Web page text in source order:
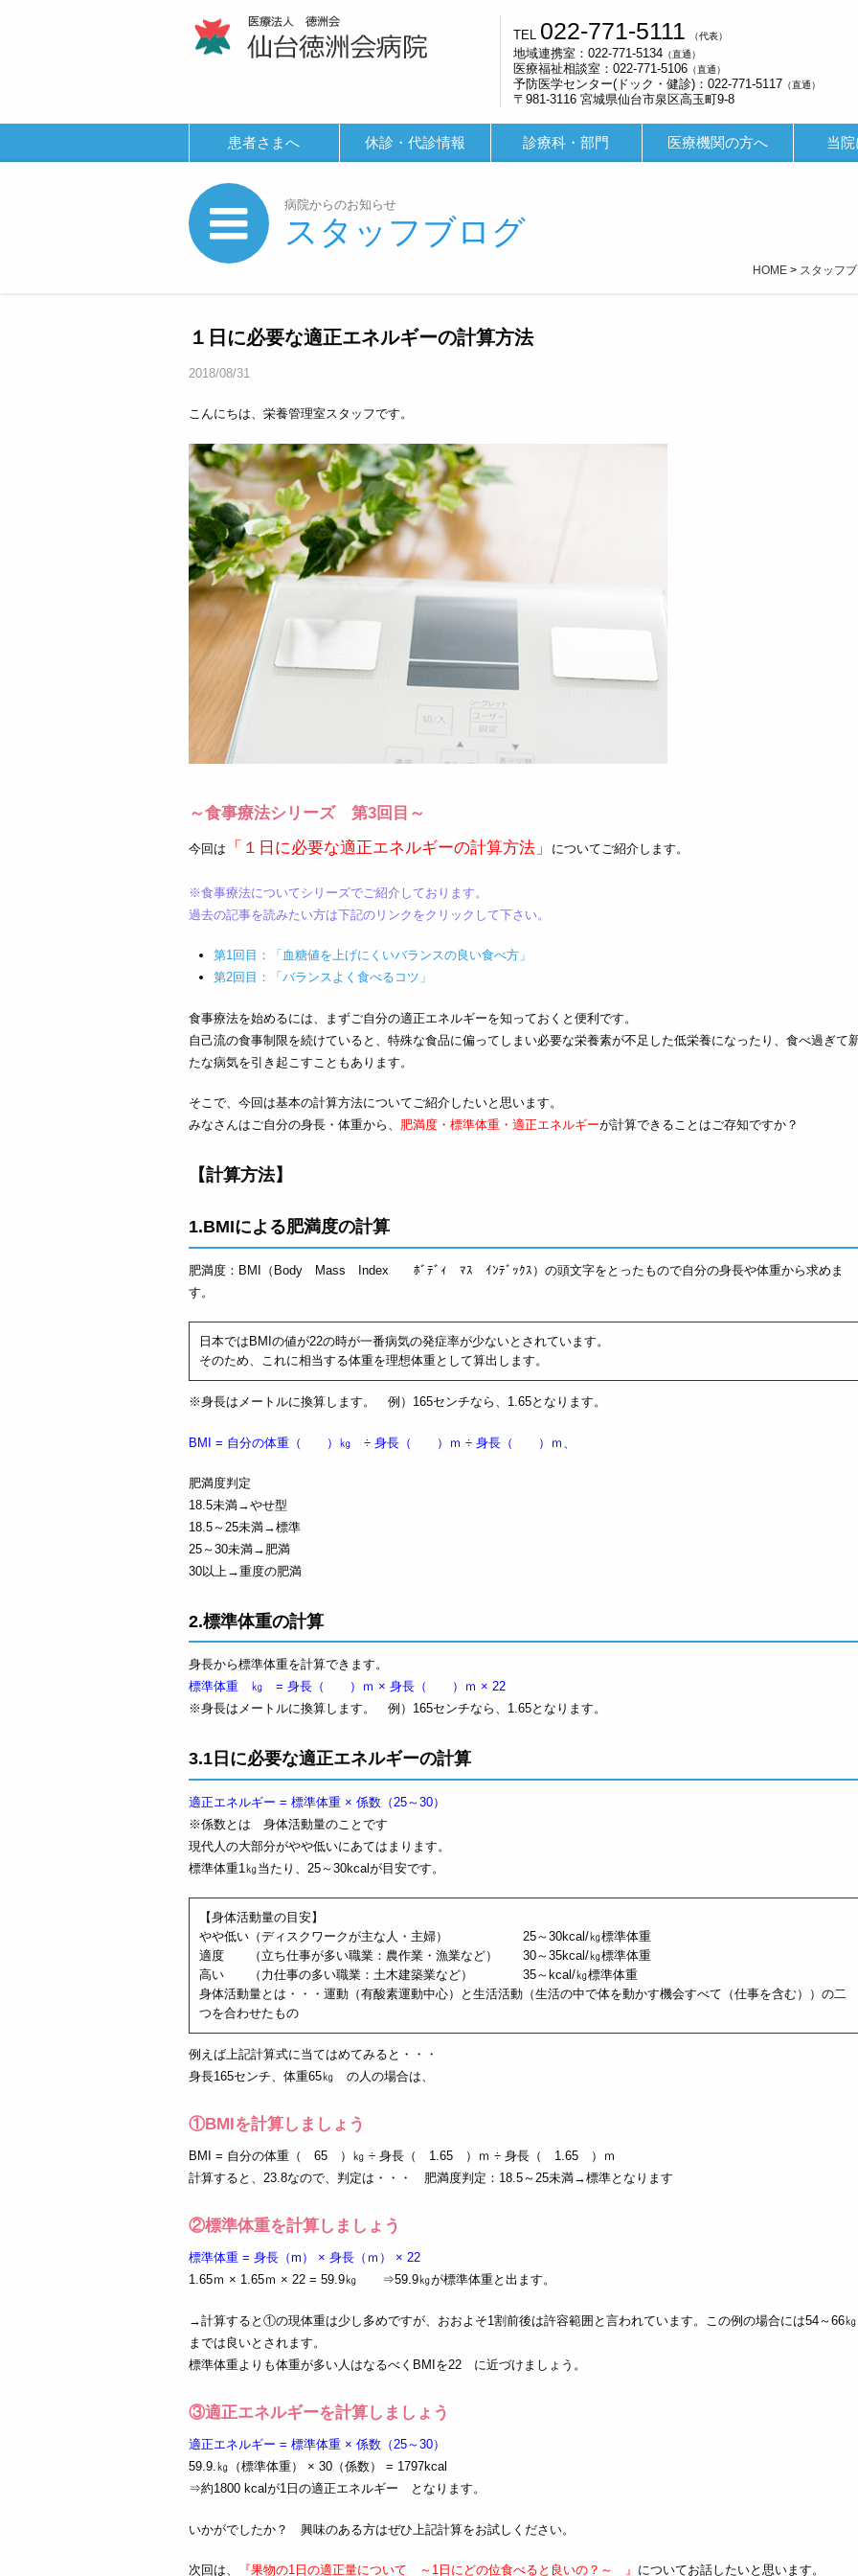
TEL 022-771-5111 （代表）
地域連携室：022-771-5134（直通）
医療福祉相談室：022-771-5106（直通）
予防医学センター(ドック・健診)：022-771-5117 （直通）
〒981-3116 宮城県仙台市泉区高玉町9-8
患者さまへ 休診・代診情報 診療科・部門 医療機関の方へ 当
病院からのお知らせ
スタッフブログ
HOME> スタッフ
１日に必要な適正エネルギーの計算方法
2018/08/31
こんにちは、栄養管理室スタッフです。
～食事療法シリーズ 第3回目～
今回は 「１日に必要な適正エネルギーの計算方法」 についてご紹介します。
※食事療法についてシリーズでご紹介しております。
過去の記事を読みたい方は下記のリンクをクリックして下さい。
第1回目：「血糖値を上げにくいバランスの良い食べ方」
第2回目：「バランスよく食べるコツ」
食事療法を始めるには、まずご自分の適正エネルギーを知っておくと便利です。
自己流の食事制限を続けていると、特殊な食品に偏ってしまい必要な栄養素が不足した低栄養になったり、食べ過ぎて
たな病気を引き起こすこともあります。
そこで、今回は基本の計算方法についてご紹介したいと思います。
みなさんはご自分の身長・体重から、 肥満度・標準体重・適正エネルギーが計算できることはご存知ですか？
【計算方法】
1.BMIによる肥満度の計算
肥満度：BMI（Body Mass Index ﾎﾞﾃﾞｨ ﾏｽ ｲﾝﾃﾞｯｸｽ）の頭文字をとったもので自分の身長や体重から求めま
す。
日本ではBMIの値が22の時が一番病気の発症率が少ないとされています。
そのため、これに相当する体重を理想体重として算出します。
※身長はメートルに換算します。 例）165センチなら、1.65となります。
BMI = 自分の体重（ ）㎏ ÷ 身長（ ）ｍ ÷ 身長（ ）ｍ、
肥満度判定
18.5未満→やせ型
18.5～25未満→標準
25～30未満→肥満
30以上→重度の肥満
2.標準体重の計算
身長から標準体重を計算できます。
標準体重 ㎏ = 身長（ ）ｍ × 身長（ ）ｍ × 22
※身長はメートルに換算します。 例）165センチなら、1.65となります。
3.1日に必要な適正エネルギーの計算
適正エネルギー = 標準体重 × 係数（25～30）
※係数とは 身体活動量のことです
現代人の大部分がやや低いにあてはまります。
標準体重1㎏当たり、25～30kcalが目安です。
【身体活動量の目安】
やや低い（ディスクワークが主な人・主婦） 25～30kcal/㎏標準体重
適度 （立ち仕事が多い職業：農作業・漁業など） 30～35kcal/㎏標準体重
高い （力仕事の多い職業：土木建築業など） 35～kcal/㎏標準体重
身体活動量とは・・・運動（有酸素運動中心）と生活活動（生活の中で体を動かす機会すべて（仕事を含む））の二
つを合わせたもの
例えば上記計算式に当てはめてみると・・・
身長165センチ、体重65㎏ の人の場合は、
①BMIを計算しましょう
BMI = 自分の体重（ 65 ）㎏ ÷ 身長（ 1.65 ）ｍ ÷ 身長（ 1.65 ）ｍ
計算すると、23.8なので、判定は・・・ 肥満度判定：18.5～25未満→標準となります
②標準体重を計算しましょう
標準体重 = 身長（m） × 身長（ｍ） × 22
1.65ｍ × 1.65ｍ × 22 = 59.9㎏ ⇒59.9㎏が標準体重と出ます。
→計算すると①の現体重は少し多めですが、おおよそ1割前後は許容範囲と言われています。この例の場合には54～66㎏
までは良いとされます。
標準体重よりも体重が多い人はなるべくBMIを22 に近づけましょう。
③適正エネルギーを計算しましょう
適正エネルギー = 標準体重 × 係数（25～30）
59.9.㎏（標準体重） × 30（係数） = 1797kcal
⇒約1800 kcalが1日の適正エネルギー となります。
いかがでしたか？ 興味のある方はぜひ上記計算をお試しください。
次回は、 『果物の1日の適正量について ～1日にどの位食べると良いの？～ 』 についてお話したいと思います。